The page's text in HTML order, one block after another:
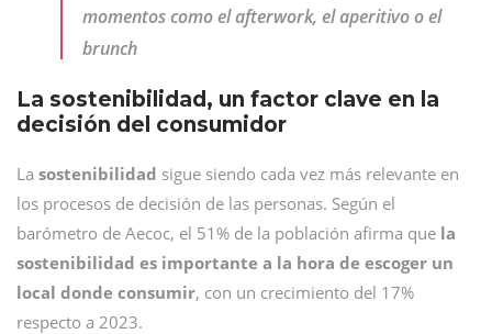
momentos como el afterwork, el aperitivo o el
brunch
La sostenibilidad, un factor clave en la
decisión del consumidor
La sostenibilidad sigue siendo cada vez más relevante en
los procesos de decisión de las personas. Según el
barómetro de Aecoc, el 51% de la población afirma que la
sostenibilidad es importante a la hora de escoger un
local donde consumir, con un crecimiento del 17%
respecto a 2023.